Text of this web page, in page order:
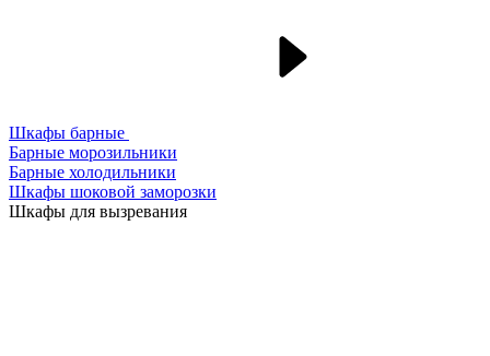
Шкафы барные
Барные морозильники
Барные холодильники
Шкафы шоковой заморозки
Шкафы для вызревания